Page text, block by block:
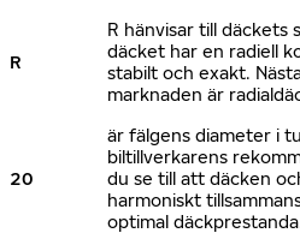
R
R hänvisar till
däcket har en radiell
stabilt och exakt.
marknaden är
20
är fälgens diameter i
biltillverkarens
du se till att däcken
harmoniskt
optimal